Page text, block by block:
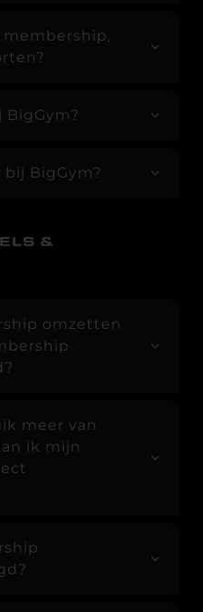
BigGym?
BigGym?
&
omzetten
meer van
ik mijn